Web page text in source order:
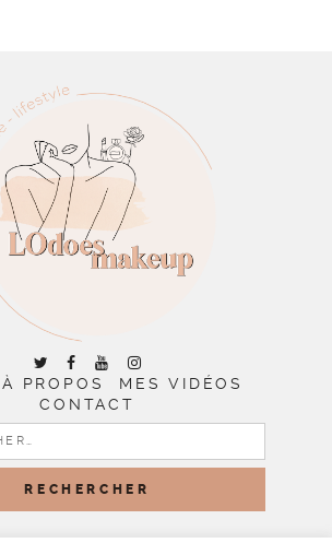
À PROPOS
MES VIDÉOS
CONTACT
RECHERCHER :